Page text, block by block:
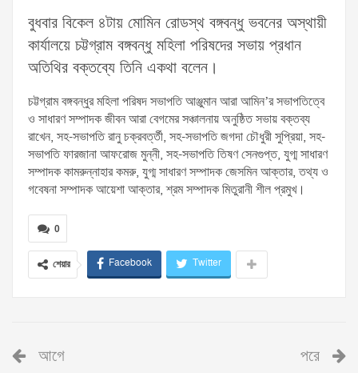
বুধবার বিকেল ৪টায় মোমিন রোডস্থ বঙ্গবন্ধু ভবনের অস্থায়ী
কার্যালয়ে চট্টগ্রাম বঙ্গবন্ধু মহিলা পরিষদের সভায় প্রধান
অতিথির বক্তব্যে তিনি একথা বলেন।
চট্টগ্রাম বঙ্গবন্ধুর মহিলা পরিষদ সভাপতি আঞ্জুমান আরা আমিন’র সভাপতিত্বে
ও সাধারণ সম্পাদক জীবন আরা বেগমের সঞ্চালনায় অনুষ্ঠিত সভায় বক্তব্য
রাখেন, সহ-সভাপতি রানু চক্রবর্ত্তী, সহ-সভাপতি জগদা চৌধুরী সুপ্রিয়া, সহ-
সভাপতি ফারজানা আফরোজ মুন্নী, সহ-সভাপতি তিষণ সেনগুপ্ত, যুগ্ম সাধারণ
সম্পাদক কামরুন্নাহার কমরু, যুগ্ম সাধারণ সম্পাদক জেসমিন আক্তার, তথ্য ও
গবেষনা সম্পাদক আয়েশা আক্তার, শ্রম সম্পাদক মিতুরানী শীল প্রমুখ।
0
শেয়ার Facebook Twitter
আগে পরে